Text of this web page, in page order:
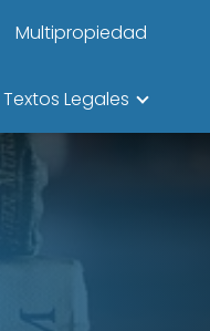
Multipropiedad
Textos Legales